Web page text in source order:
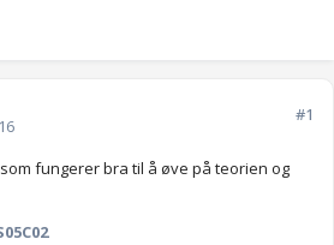
#1
fungerer bra til å øve på teorien og